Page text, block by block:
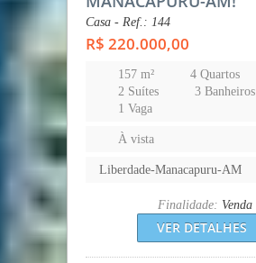
Casa - Ref.: 144
R$ 220.000,00
157 m²
4 Quartos
2 Suítes
3 Banheiros
1 Vaga
À vista
Liberdade-Manacapuru-AM
Finalidade: Venda
VER DETALHES